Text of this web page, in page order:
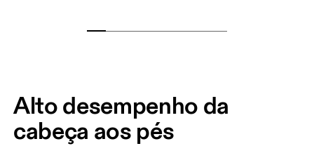
Alto desempenho da
cabeça aos pés